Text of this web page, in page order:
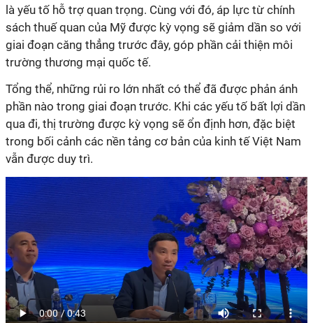
là yếu tố hỗ trợ quan trọng. Cùng với đó, áp lực từ chính
sách thuế quan của Mỹ được kỳ vọng sẽ giảm dần so với
giai đoạn căng thẳng trước đây, góp phần cải thiện môi
trường thương mại quốc tế.
Tổng thể, những rủi ro lớn nhất có thể đã được phản ánh
phần nào trong giai đoạn trước. Khi các yếu tố bất lợi dần
qua đi, thị trường được kỳ vọng sẽ ổn định hơn, đặc biệt
trong bối cảnh các nền tảng cơ bản của kinh tế Việt Nam
vẫn được duy trì.